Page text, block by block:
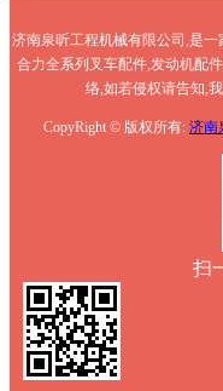
济南泉昕工程机械有限公司,是
合力全系列叉车配件,发动机配
络,如若侵权请告知,
CopyRight © 版权所有: 济南
扫